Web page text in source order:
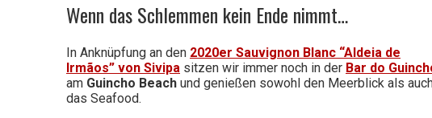
Wein
Wenn das Schlemmen kein Ende nimmt…
In Anknüpfung an den 2020er Sauvignon Blanc “Aldeia de
Irmãos” von Sivipa sitzen wir immer noch in der Bar do
am Guincho Beach und genießen sowohl den Meerblick als
das Seafood.